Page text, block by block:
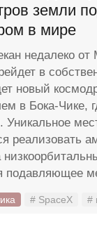
земли
в мире
недалеко от
в
новый
в Бока-Чике,
Уникальное
реализовать
подавляющее
# SpaceX #